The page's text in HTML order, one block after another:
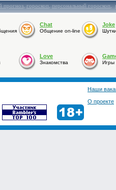
прогноз,гороскоп,персональный гороскоп,
Chat
Общение on-line
Joke
Love
Знакомства Игры
Наши
О проекте